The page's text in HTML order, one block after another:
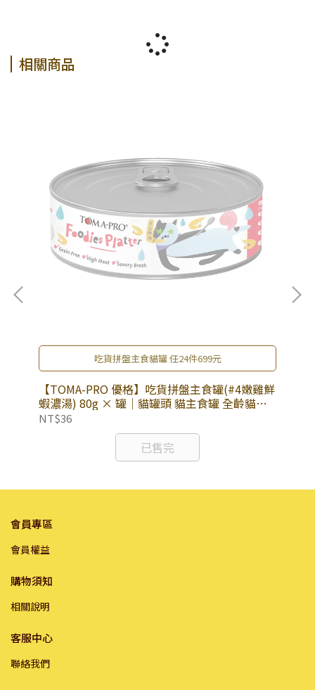
相關商品
吃貨拼盤主食貓罐 任24件699元
【TOMA-PRO 優格】吃貨拼盤主食罐(#4嫩雞鮮
蝦濃湯) 80g × 罐｜貓罐頭 貓主食罐 全齡貓適
用
NT$36
已售完
會員專區
會員權益
購物須知
相關說明
客服中心
聯絡我們